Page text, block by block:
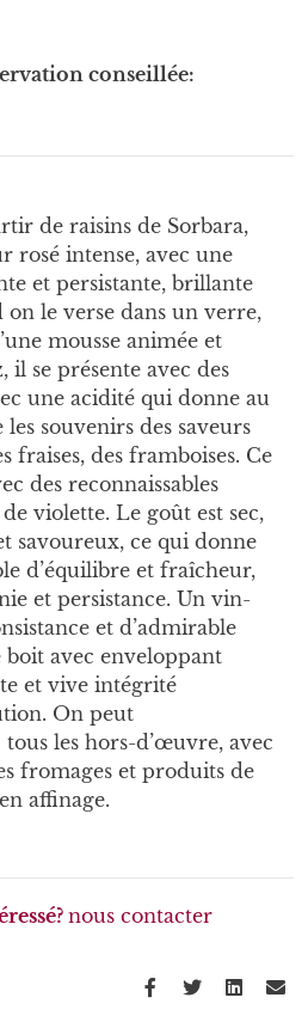
conseillée
de raisins de Sorbara,
rosé intense, avec une
et persistante, brillante
le verse dans un verre,
mousse animée et
il se présente avec des
une acidité qui donne au
souvenirs des saveurs
fraises, des framboises. Ce
des reconnaissables
violette. Le goût est sec,
savoureux, ce qui donne
d’équilibre et fraîcheur,
et persistance. Un vin-
et d’admirable
boit avec enveloppant
et vive intégrité
On peut
tous les hors-d’œuvre, avec
fromages et produits de
affinage.
nous contacter
Facebook
Twitter